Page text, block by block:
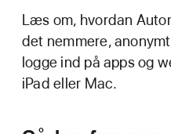
Læs om, hvordan
det nemmere,
logge ind på apps og
iPad eller Mac.